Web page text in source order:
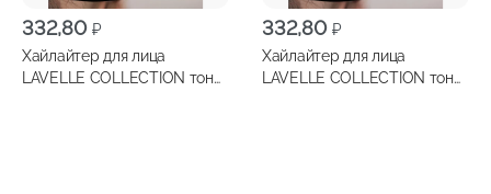
332,80 ₽
Хайлайтер для лица
LAVELLE COLLECTION тон
332,80 ₽
Хайлайтер для лица
LAVELLE COLLECTION тон